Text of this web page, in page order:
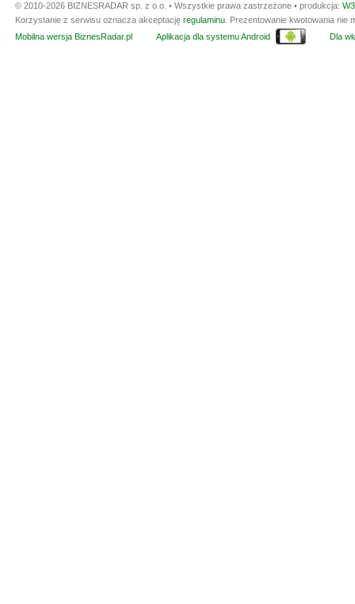
© 2010-2026 BIZNESRADAR sp. z o.o. • Wszystkie prawa zastrzeżone • produkcja:
Korzystanie z serwisu oznacza akceptację regulaminu . Prezentowanie kwotowania
Mobilna wersja BiznesRadar.pl
Aplikacja dla systemu Android Dla